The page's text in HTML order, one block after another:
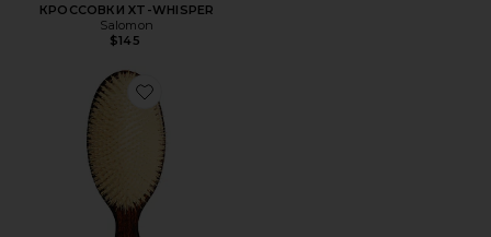
КРОССОВКИ XT-WHISPER
Salomon
$145
Favorite ОСНОВА ЩЕТКИ "РУСАЛКА" С ЩЕТИНОЙ ИЗ